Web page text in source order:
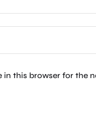
in this browser for the